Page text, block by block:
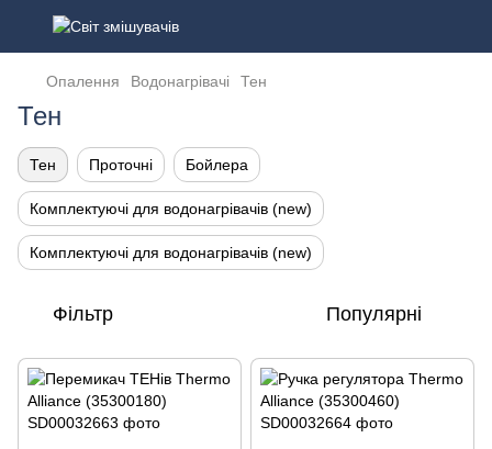
Опалення Водонагрівачі Тен
Тен
Тен Проточні Бойлера
Комплектуючі для водонагрівачів (new)
Комплектуючі для водонагрівачів (new)
Фільтр Популярні